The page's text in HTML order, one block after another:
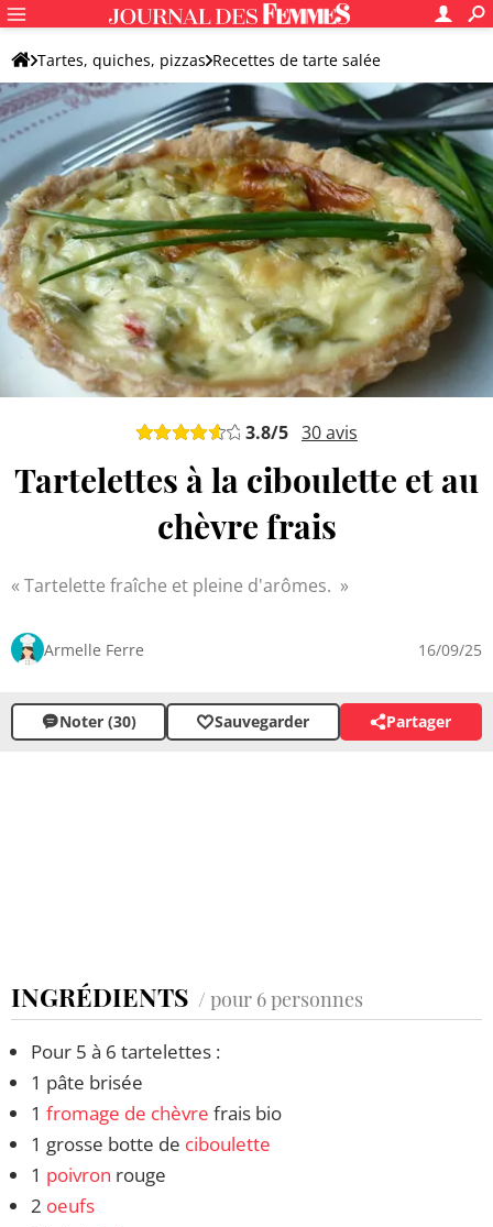
Tartes, quiches, pizzas Recettes de tarte salée
Tarte au fromage Tarte au chèvre
3.8/5 30avis
Tartelettes à la ciboulette et au
chèvre frais
Tartelette fraîche et pleine d'arômes.
Armelle Ferre 16/09/25
Noter (30) Sauvegarder Partager
INGRÉDIENTS / pour 6 personnes
Pour 5 à 6 tartelettes :
1 pâte brisée
1 fromage de chèvre frais bio
1 grosse botte de ciboulette
1 poivron rouge
2 oeufs